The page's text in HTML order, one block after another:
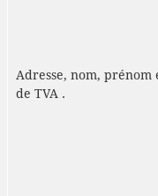
Adresse, nom, prénom
de TVA .